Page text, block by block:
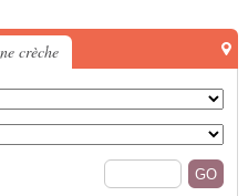
crèche